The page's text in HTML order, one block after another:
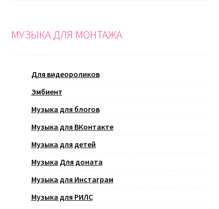
МУЗЫКА ДЛЯ МОНТАЖА
Для видеороликов
Эмбиент
Музыка для блогов
Музыка для ВКонтакте
Музыка для детей
Музыка Для доната
Музыка для Инстаграм
Музыка для РИЛС